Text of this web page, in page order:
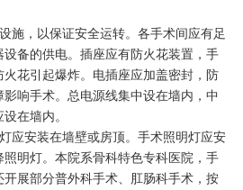
施，以保证安全运转。各手术间应有足
备的供电。插座应有防火花装置，手
花引起爆炸。电插座应加盖密封，防
响手术。总电源线集中设在墙内，中
在墙内。
应安装在墙壁或房顶。手术照明灯应安
明灯。本院系骨科特色专科医院，手
展部分普外科手术、肛肠科手术，按